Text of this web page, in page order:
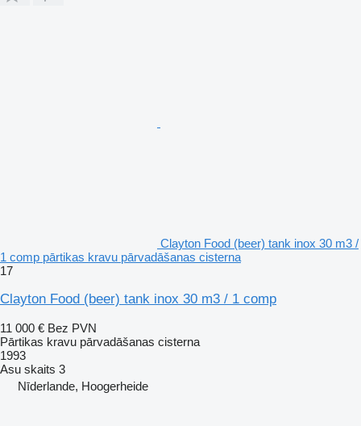
Clayton Food (beer) tank inox 30 m3 /
1 comp pārtikas kravu pārvadāšanas cisterna
17
Clayton Food (beer) tank inox 30 m3 / 1 comp
11 000 € Bez PVN
Pārtikas kravu pārvadāšanas cisterna
1993
Asu skaits 3
Nīderlande, Hoogerheide